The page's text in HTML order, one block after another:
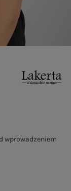
wprowadzeniem